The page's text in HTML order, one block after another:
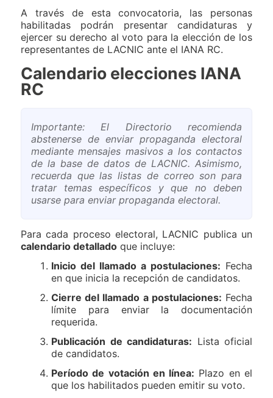
A través de esta convocatoria, las personas
habilitadas podrán presentar candidaturas y
ejercer su derecho al voto para la elección de los
representantes de LACNIC ante el IANA RC.
Calendario elecciones IANA
RC
Importante: El Directorio recomienda
abstenerse de enviar propaganda electoral
mediante mensajes masivos a los contactos
de la base de datos de LACNIC. Asimismo,
recuerda que las listas de correo son para
tratar temas específicos y que no deben
usarse para enviar propaganda electoral.
Para cada proceso electoral, LACNIC publica un
calendario detallado que incluye:
Inicio del llamado a postulaciones: Fecha
en que inicia la recepción de candidatos.
Cierre del llamado a postulaciones: Fecha
límite para enviar la documentación
requerida.
Publicación de candidaturas: Lista oficial
de candidatos.
Período de votación en línea: Plazo en el
que los habilitados pueden emitir su voto.